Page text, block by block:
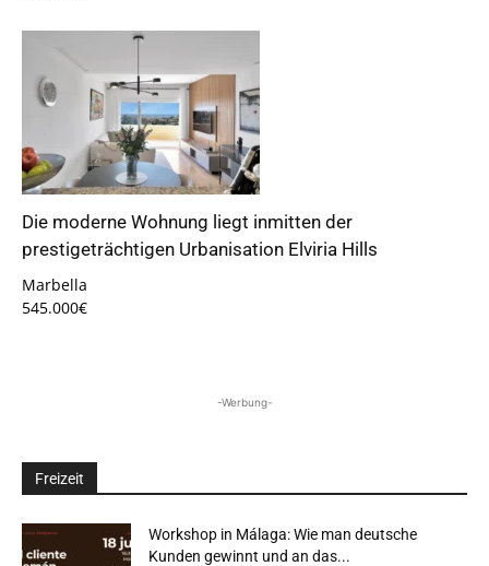
Die moderne Wohnung liegt inmitten der
prestigeträchtigen Urbanisation Elviria Hills
Marbella
545.000€
-Werbung-
Freizeit
Workshop in Málaga: Wie man deutsche
Kunden gewinnt und an das...